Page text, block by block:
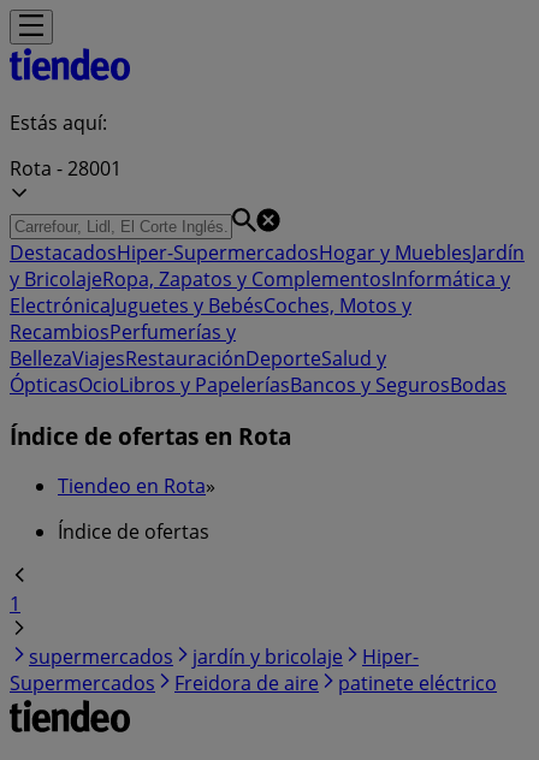
Estás aquí:
Rota - 28001
DestacadosHiper-SupermercadosHogar y MueblesJardín
y BricolajeRopa, Zapatos y ComplementosInformática y
ElectrónicaJuguetes y BebésCoches, Motos y
RecambiosPerfumerías y
BellezaViajesRestauraciónDeporteSalud y
ÓpticasOcioLibros y PapeleríasBancos y SegurosBodas
Índice de ofertas en Rota
Tiendeo en Rota»
Índice de ofertas
1
supermercados
jardín y bricolaje
Hiper-
Supermercados
Freidora de aire patinete eléctrico